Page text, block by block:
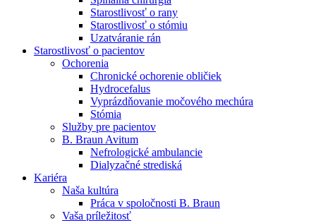
Starostlivosť o rany
Starostlivosť o stómiu
Uzatváranie rán
Starostlivosť o pacientov
Ochorenia
Chronické ochorenie obličiek
Hydrocefalus
Vyprázdňovanie močového mechúra
Stómia
Služby pre pacientov
B. Braun Avitum
Nefrologické ambulancie
Dialyzačné strediská
Kariéra
Naša kultúra
Práca v spoločnosti B. Braun
Vaša príležitosť